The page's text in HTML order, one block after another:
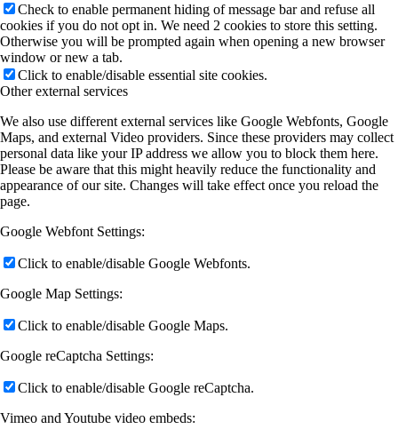
Check to enable permanent hiding of message bar and refuse all
cookies if you do not opt in. We need 2 cookies to store this setting.
Otherwise you will be prompted again when opening a new browser
window or new a tab.
Click to enable/disable essential site cookies.
Other external services
We also use different external services like Google Webfonts, Google
Maps, and external Video providers. Since these providers may collect
personal data like your IP address we allow you to block them here.
Please be aware that this might heavily reduce the functionality and
appearance of our site. Changes will take effect once you reload the
page.
Google Webfont Settings:
Click to enable/disable Google Webfonts.
Google Map Settings:
Click to enable/disable Google Maps.
Google reCaptcha Settings:
Click to enable/disable Google reCaptcha.
Vimeo and Youtube video embeds: